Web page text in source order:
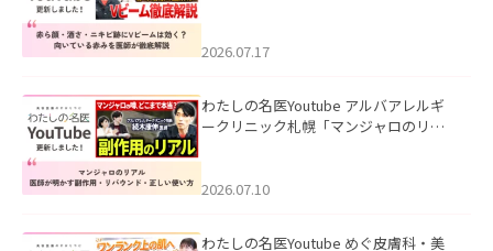
した。
2026.07.17
わたしの名医Youtube アルバアレルギ
ークリニック札幌「マンジャロのリア
た。
2026.07.10
わたしの名医Youtube めぐ皮膚科・美